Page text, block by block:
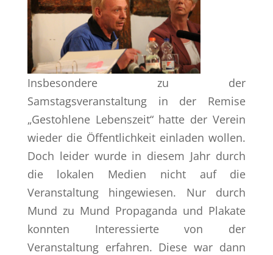
Insbesondere zu der
Samstagsveranstaltung in der Remise
„Gestohlene Lebenszeit“ hatte der Verein
wieder die Öffentlichkeit einladen wollen.
Doch leider wurde in diesem Jahr durch
die lokalen Medien nicht auf die
Veranstaltung hingewiesen. Nur durch
Mund zu Mund Propaganda und Plakate
konnten Interessierte von der
Veranstaltung erfahren. Diese war dann